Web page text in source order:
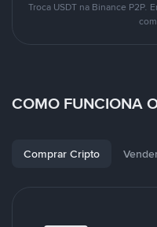
Troca USDT na Binance P2P.
COMO FUNCIONA
Comprar Cripto